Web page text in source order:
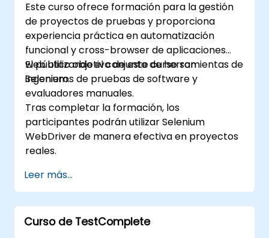
Este curso ofrece formación para la gestión
de proyectos de pruebas y proporciona
experiencia práctica en automatización
funcional y cross-browser de aplicaciones
web utilizando el conjunto de herramientas de
Selenium.
El público objetivo de este curso son
ingenieros de pruebas de software y
evaluadores manuales.
Tras completar la formación, los
participantes podrán utilizar Selenium
WebDriver de manera efectiva en proyectos
reales.
Leer más...
Curso de TestComplete